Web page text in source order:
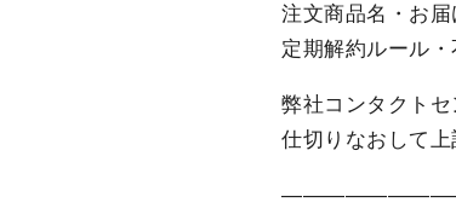
注文商品名・お
定期解約ルール
弊社コンタクト
仕切りなおして